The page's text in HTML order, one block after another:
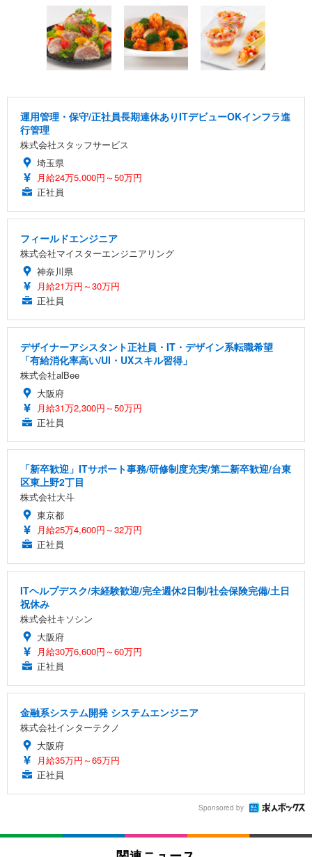
運用管理・保守/正社員長期連休ありITデビューOKインフラ進
行管理
株式会社スタッフサービス
埼玉県
月給24万5,000円～50万円
正社員
フィールドエンジニア
株式会社マイスターエンジニアリング
神奈川県
月給21万円～30万円
正社員
デザイナーアシスタント正社員・IT・デザイン系転職希望
「有給消化率高い/UI・UXスキル習得」
株式会社alBee
大阪府
月給31万2,300円～50万円
正社員
「新卒歓迎」ITサポート事務/研修制度充実/第二新卒歓迎/台東
区東上野2丁目
株式会社大斗
東京都
月給25万4,600円～32万円
正社員
ITヘルプデスク/未経験歓迎/完全週休2日制/社会保険完備/土日
祝休み
株式会社キソシン
大阪府
月給30万6,600円～60万円
正社員
金融系システム開発 システムエンジニア
株式会社インターテクノ
大阪府
月給35万円～65万円
正社員
Sponsored by